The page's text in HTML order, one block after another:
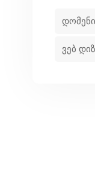
დომენი
ვებ